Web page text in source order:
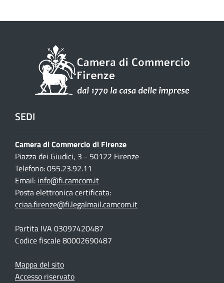
SEDI
Camera di Commercio di Firenze
Piazza dei Giudici, 3 - 50122 Firenze
Telefono: 055.23.92.11
Email: info@fi.camcom.it
Posta elettronica certificata:
cciaa.firenze@fi.legalmail.camcom.it
Partita IVA 03097420487
Codice fiscale 80002690487
Mappa del sito
Accesso riservato